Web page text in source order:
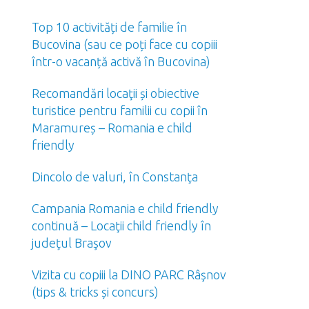
Top 10 activități de familie în
Bucovina (sau ce poți face cu copiii
într-o vacanță activă în Bucovina)
Recomandări locaţii și obiective
turistice pentru familii cu copii în
Maramureș – Romania e child
friendly
Dincolo de valuri, în Constanţa
Campania Romania e child friendly
continuă – Locaţii child friendly în
judeţul Braşov
Vizita cu copiii la DINO PARC Râşnov
(tips & tricks și concurs)